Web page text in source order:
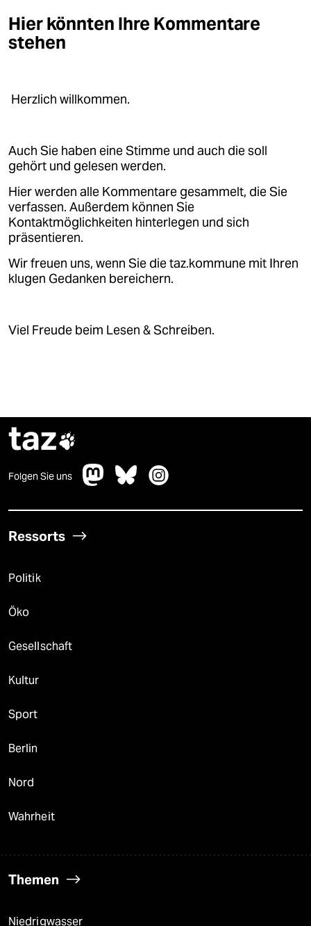
Hier könnten Ihre Kommentare
stehen
Herzlich willkommen.
Auch Sie haben eine Stimme und auch die soll
gehört und gelesen werden.
Hier werden alle Kommentare gesammelt, die Sie
verfassen. Außerdem können Sie
Kontaktmöglichkeiten hinterlegen und sich
präsentieren.
Wir freuen uns, wenn Sie die taz.kommune mit Ihren
klugen Gedanken bereichern.
Viel Freude beim Lesen & Schreiben.
taz
Folgen Sie uns
Ressorts
Politik
Öko
Gesellschaft
Kultur
Sport
Berlin
Nord
Wahrheit
Themen
Niedrigwasser